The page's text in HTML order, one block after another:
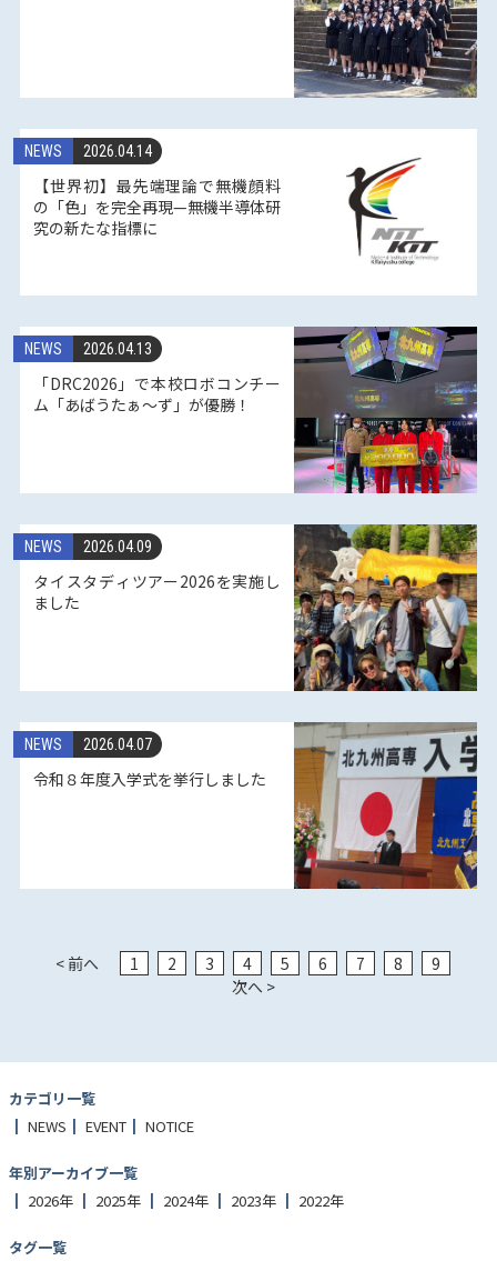
2026.04.14
NEWS
【世界初】最先端理論で無機顔料
の「色」を完全再現—無機半導体研
究の新たな指標に
2026.04.13
NEWS
「DRC2026」で本校ロボコンチー
ム「あばうたぁ〜ず」が優勝！
2026.04.09
NEWS
タイスタディツアー2026を実施し
ました
2026.04.07
NEWS
令和８年度入学式を挙行しました
< 前へ 1 2 3 4 5 6 7 8
9
次へ >
カテゴリ一覧
NEWS
EVENT NOTICE
年別アーカイブ一覧
2026年
2025年 2024年 2023年 2022年
タグ一覧